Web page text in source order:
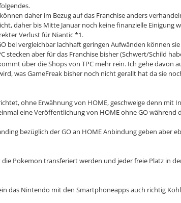
daher im Bezug auf das Franchise anders
daher bis Mitte Januar noch keine finanzielle Einigung
Verlust für Niantic *1.
bei vergleichbar lachhaft geringen Aufwänden können
stecken aber für das Franchise bisher (Schwert/Schild
über die Shops von TPC mehr rein. Ich gehe davon
was GameFreak bisher noch nicht gerallt hat da sie
ohne Erwähnung von HOME, geschweige denn mit
eine Veröffentlichung von HOME ohne GO
bezüglich der GO an HOME Anbindung geben aber
Pokemon transferiert werden und jeder freie Platz in
das Nintendo mit den Smartphoneapps auch richtig